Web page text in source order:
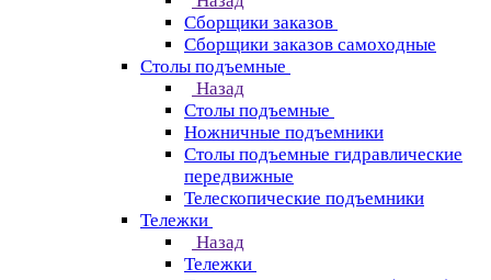
Сборщики заказов
Сборщики заказов самоходные
Столы подъемные
Назад
Столы подъемные
Ножничные подъемники
Столы подъемные гидравлические
передвижные
Телескопические подъемники
Тележки
Назад
Тележки